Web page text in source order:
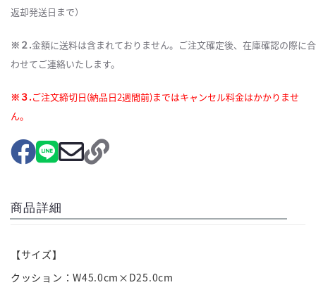
返却発送日まで）
※２.金額に送料は含まれておりません。ご注文確定後、在庫確認の際に合
わせてご連絡いたします。
※３.ご注文締切日(納品日2週間前)まではキャンセル料金はかかりませ
ん。
商品詳細
【サイズ】
クッション：W45.0cm×D25.0cm